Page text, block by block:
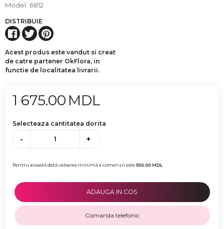
Model 6812
DISTRIBUIE
Acest produs este vandut si creat
de catre partener OkFlora, in
functie de localitatea livrarii.
1 675.00 MDL
Selecteaza cantitatea dorita
- +
Pentru această dată valoarea minimă a comenzii este550.00MDL
ADAUGA IN COS
Comanda telefonic